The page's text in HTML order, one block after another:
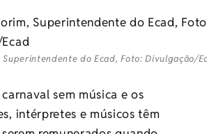
do Ecad, Foto: Divulgação/
sem música e os
intérpretes e músicos têm